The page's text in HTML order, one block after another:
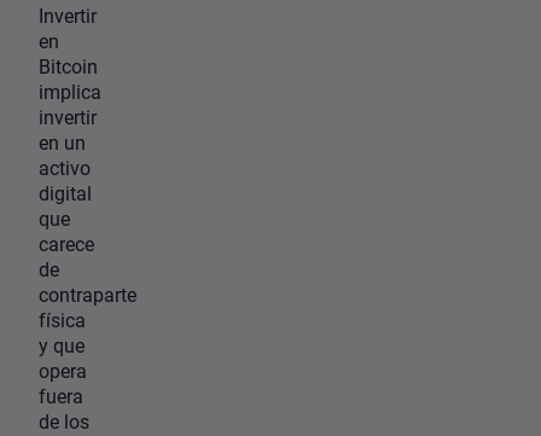
Invertir
en
Bitcoin
implica
invertir
en un
activo
digital
que
carece
de
contraparte
física
y que
opera
fuera
de los